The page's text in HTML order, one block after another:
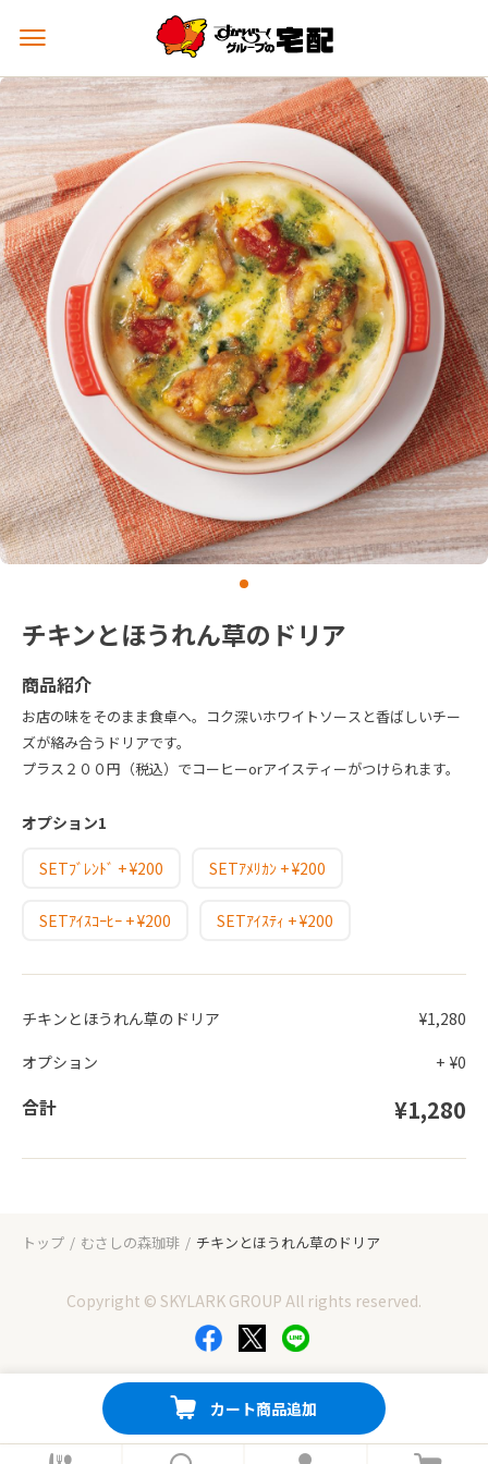
メ
ュ
ー
を
開
く
チキンとほうれん草のドリア
商品紹介
お店の味をそのまま食卓へ。コク深いホワイトソースと香ばしいチー
ズが絡み合うドリアです。
プラス２００円（税込）でコーヒーorアイスティーがつけられます。
オプション1
SETﾌﾞﾚﾝﾄﾞ + ¥200 SETｱﾒﾘｶﾝ + ¥200
SETｱｲｽｺｰﾋｰ + ¥200 SETｱｲｽﾃｨ + ¥200
チキンとほうれん草のドリア
¥1,280
オプション
+ ¥0
合計 ¥1,280
トップ むさしの森珈琲 チキンとほうれん草のドリア
Copyright © SKYLARK GROUP All rights reserved.
カート商品追加